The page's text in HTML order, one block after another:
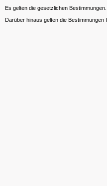
Es gelten die gesetzlichen Bestimmungen.
Darüber hinaus gelten die